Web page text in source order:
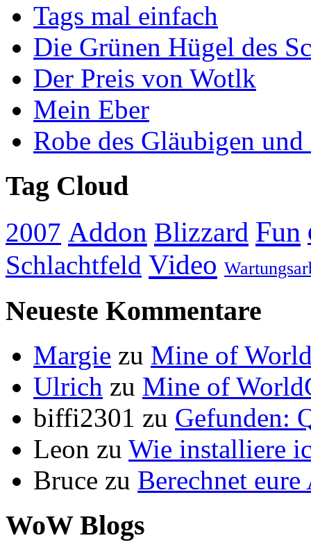
Tags mal einfach
Die Grünen Hügel des
Der Preis von Wotlk
Mein Eber
Robe des Gläubigen
Tag Cloud
2007 Addon Blizzard Fun
Schlachtfeld Video
Neueste Kommentare
Margie zu Mine of
Ulrich zu Mine of
biffi2301 zu Gefunden:
Leon zu Wie installiere
Bruce zu Berechnet
WoW Blogs